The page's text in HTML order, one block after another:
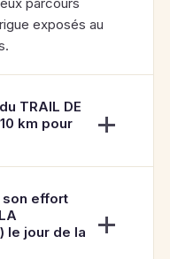
exposés au
TRAIL DE
km pour
son effort
le jour de la